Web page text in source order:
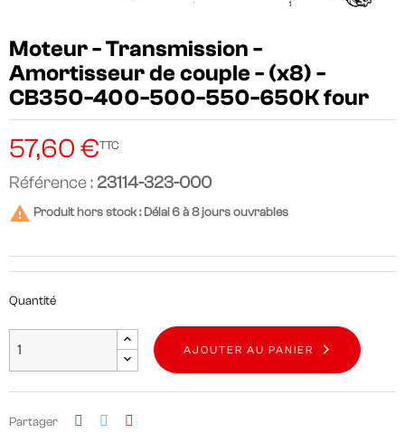
Moteur - Transmission -
Amortisseur de couple - (x8) -
CB350-400-500-550-650K four
57,60 €TTC
Référence : 23114-323-000
 Produit hors stock : Délai 6 à 8 jours ouvrables
Quantité
AJOUTER AU PANIER
Partager